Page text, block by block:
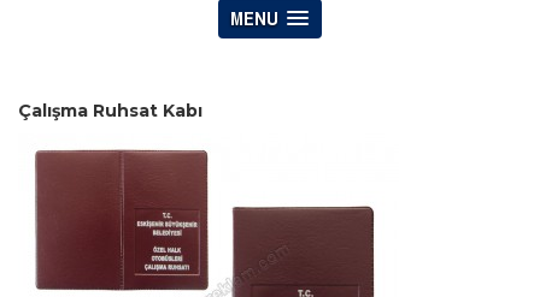
MENU
Çalışma Ruhsat Kabı